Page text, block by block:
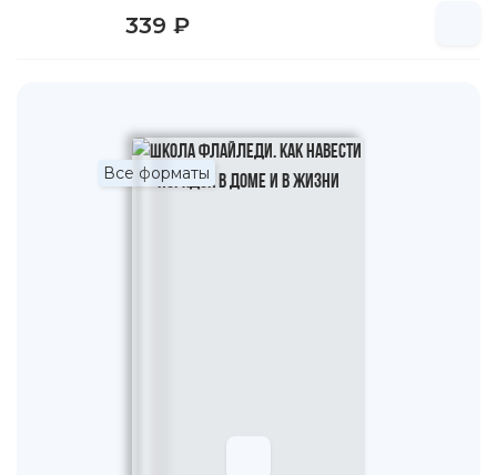
339 ₽
Все форматы